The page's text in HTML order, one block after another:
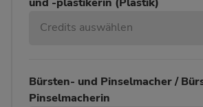
Credits auswählen
Bürsten- und Pinselmacher /
Pinselmacherin